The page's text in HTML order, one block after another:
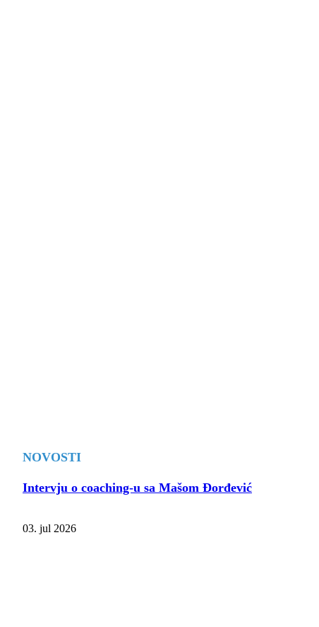
NOVOSTI
Intervju o coaching-u sa Mašom Đorđević
03. jul 2026